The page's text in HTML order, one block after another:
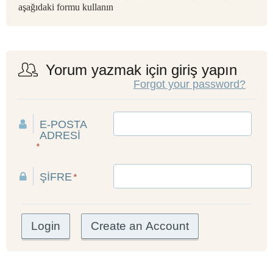
aşağıdaki formu kullanın
Yorum yazmak için giriş yapın
Forgot your password?
E-POSTA
ADRESI
*
ŞIFRE *